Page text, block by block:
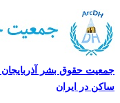
جمعیت حقوق بشر آذربایجان
ساکن در ایران